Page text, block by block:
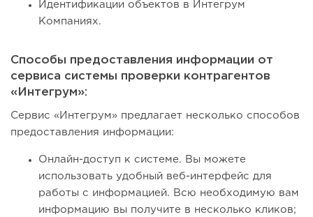
Идентификации объектов в Интегрум
Компаниях.
Способы предоставления информации от
сервиса системы проверки контрагентов
«Интегрум»:
Сервис «Интегрум» предлагает несколько способов
предоставления информации:
Онлайн-доступ к системе. Вы можете
использовать удобный веб-интерфейс для
работы с информацией. Всю необходимую вам
информацию вы получите в несколько кликов;